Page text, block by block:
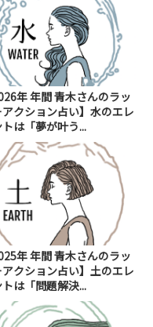
年 年間 青木さんのラッ
アクション占い】水のエレ
は「夢が叶う...
年 年間 青木さんのラッ
アクション占い】土のエレ
は「問題解決...